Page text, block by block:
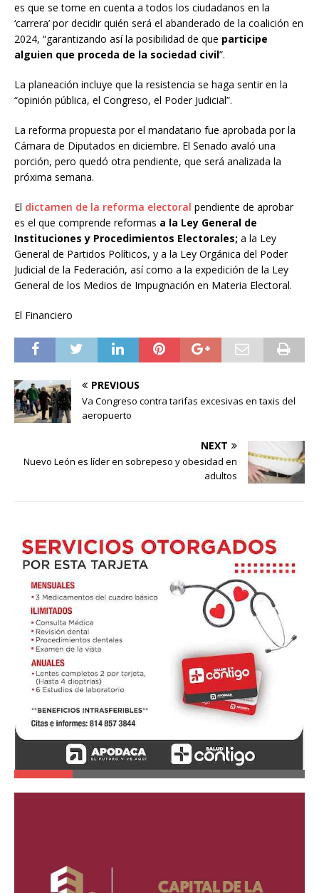
es que se tome en cuenta a todos los ciudadanos en la
‘carrera’ por decidir quién será el abanderado de la coalición en
2024, “garantizando así la posibilidad de que participe
alguien que proceda de la sociedad civil”.
La planeación incluye que la resistencia se haga sentir en la
“opinión pública, el Congreso, el Poder Judicial”.
La reforma propuesta por el mandatario fue aprobada por la
Cámara de Diputados en diciembre. El Senado avaló una
porción, pero quedó otra pendiente, que será analizada la
próxima semana.
El dictamen de la reforma electoral pendiente de aprobar
es el que comprende reformas a la Ley General de
Instituciones y Procedimientos Electorales; a la Ley
General de Partidos Políticos, y a la Ley Orgánica del Poder
Judicial de la Federación, así como a la expedición de la Ley
General de los Medios de Impugnación en Materia Electoral.
El Financiero
PREVIOUS
Va Congreso contra tarifas excesivas en taxis del
aeropuerto
NEXT
Nuevo León es líder en sobrepeso y obesidad en
adultos